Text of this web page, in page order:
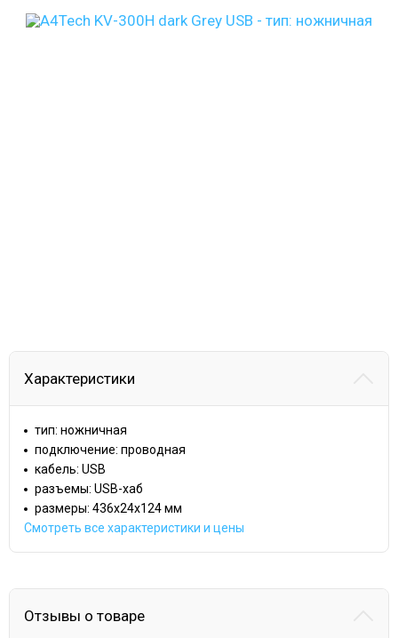
Характеристики
тип: ножничная
подключение: проводная
кабель: USB
разъемы: USB-хаб
размеры: 436x24x124 мм
Смотреть все характеристики и цены
Отзывы о товаре